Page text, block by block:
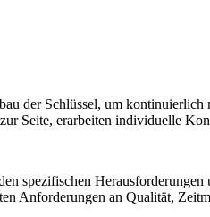
der Schlüssel, um
Seite, erarbeiten individuelle
spezifischen
Anforderungen an Qualität,